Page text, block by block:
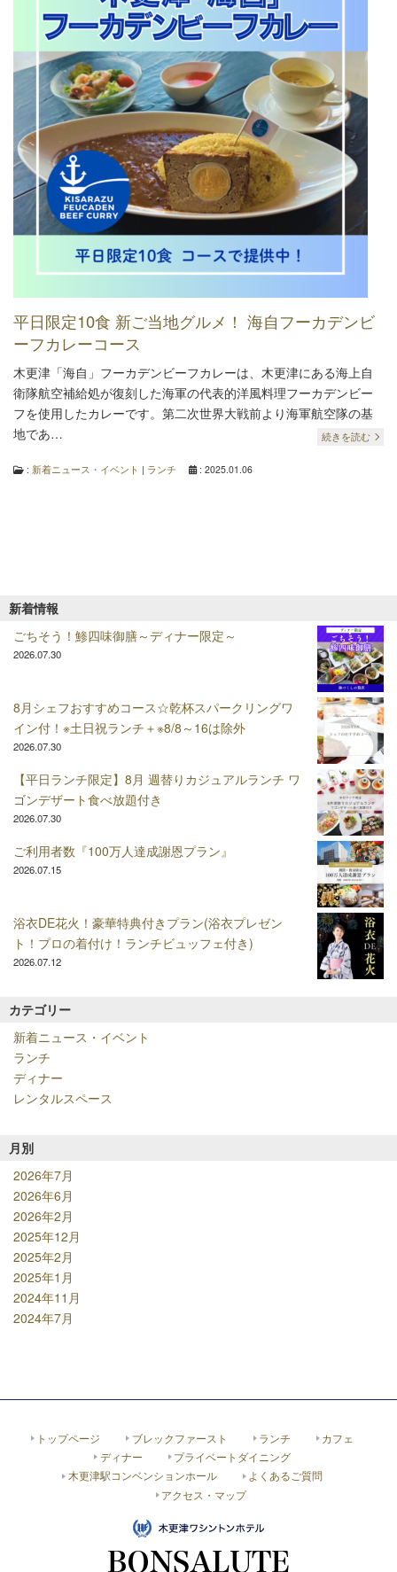
平日限定10食 新ご当地グルメ！ 海自フーカデンビ
ーフカレーコース
木更津「海自」フーカデンビーフカレーは、木更津にある海上自
衛隊航空補給処が復刻した海軍の代表的洋風料理フーカデンビー
フを使用したカレーです。第二次世界大戦前より海軍航空隊の基
地であ…
続きを読む
: 新着ニュース・イベント | ランチ : 2025.01.06
新着情報
ごちそう！鯵四味御膳～ディナー限定～
2026.07.30
8月シェフおすすめコース☆乾杯スパークリングワ
イン付！※土日祝ランチ＋※8/8～16は除外
2026.07.30
【平日ランチ限定】8月 週替りカジュアルランチ ワ
ゴンデザート食べ放題付き
2026.07.30
ご利用者数『100万人達成謝恩プラン』
2026.07.15
浴衣DE花火！豪華特典付きプラン(浴衣プレゼン
ト！プロの着付け！ランチビュッフェ付き)
2026.07.12
カテゴリー
新着ニュース・イベント
ランチ
ディナー
レンタルスペース
月別
2026年7月
2026年6月
2026年2月
2025年12月
2025年2月
2025年1月
2024年11月
2024年7月
トップページ ブレックファースト ランチ
カフェ
ディナー
プライベートダイニング
木更津駅コンベンションホール
よくあるご質問
アクセス・マップ